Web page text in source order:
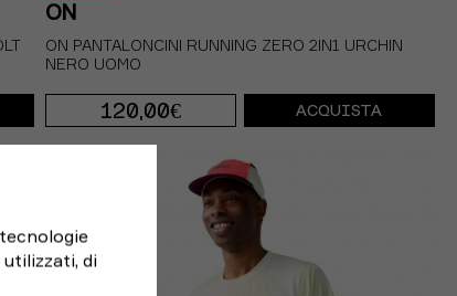
ON
ON PANTALONCINI RUNNING ZERO 2IN1 URCHIN
NERO UOMO
120,00€
S M
ACQUISTA
di